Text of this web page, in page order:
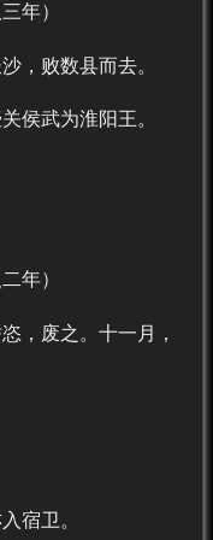
年）
败数县而去。
武为淮阳王。
年）
废之。十一月，
宿卫。